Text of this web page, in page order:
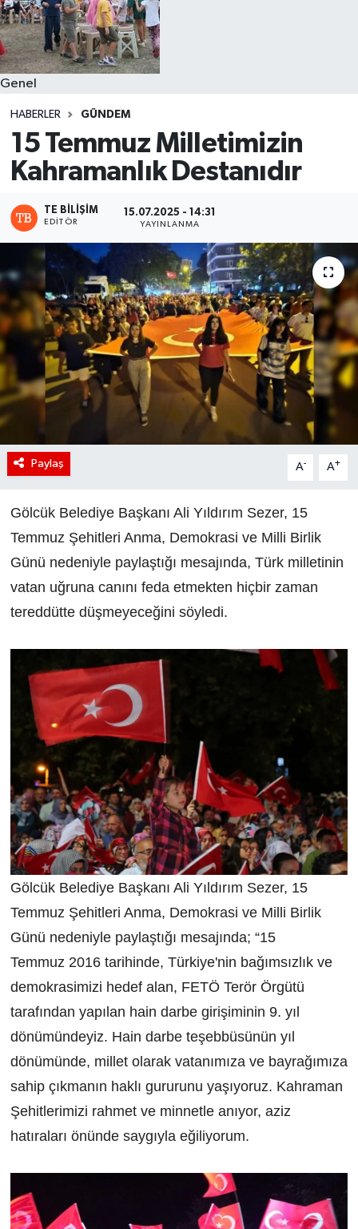
Genel
HABERLER GÜNDEM
15 Temmuz Milletimizin
Kahramanlık Destanıdır
TE BILIŞIM
EDITÖR
15.07.2025 - 14:31
YAYINLANMA
Paylaş A- A+
Gölcük Belediye Başkanı Ali Yıldırım Sezer, 15
Temmuz Şehitleri Anma, Demokrasi ve Milli Birlik
Günü nedeniyle paylaştığı mesajında, Türk milletinin
vatan uğruna canını feda etmekten hiçbir zaman
tereddütte düşmeyeceğini söyledi.
Gölcük Belediye Başkanı Ali Yıldırım Sezer, 15
Temmuz Şehitleri Anma, Demokrasi ve Milli Birlik
Günü nedeniyle paylaştığı mesajında; “15
Temmuz 2016 tarihinde, Türkiye'nin bağımsızlık ve
demokrasimizi hedef alan, FETÖ Terör Örgütü
tarafından yapılan hain darbe girişiminin 9. yıl
dönümündeyiz. Hain darbe teşebbüsünün yıl
dönümünde, millet olarak vatanımıza ve bayrağımıza
sahip çıkmanın haklı gururunu yaşıyoruz. Kahraman
Şehitlerimizi rahmet ve minnetle anıyor, aziz
hatıraları önünde saygıyla eğiliyorum.